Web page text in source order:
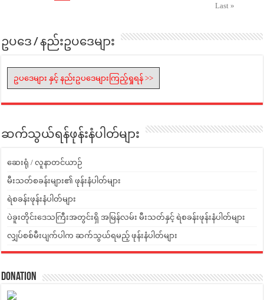
Last »
ဥပဒေ / နည်းဥပဒေများ
ဥပဒေများ နှင့် နည်းဥပဒေများကြည့်ရှုရန် >>
ဆက်သွယ်ရန်ဖုန်းနံပါတ်များ
ဆေးရုံ / လူနာတင်ယာဉ်
မီးသတ်စခန်းများ၏ ဖုန်းနံပါတ်များ
ရဲစခန်းဖုန်းနံပါတ်များ
ပဲခူးတိုင်းဒေသကြီးအတွင်းရှိ အမြန်လမ်း မီးသတ်နှင့် ရဲစခန်းဖုန်းနံပါတ်များ
လျှပ်စစ်မီးပျက်ပါက ဆက်သွယ်ရမည့် ဖုန်းနံပါတ်များ
Donation